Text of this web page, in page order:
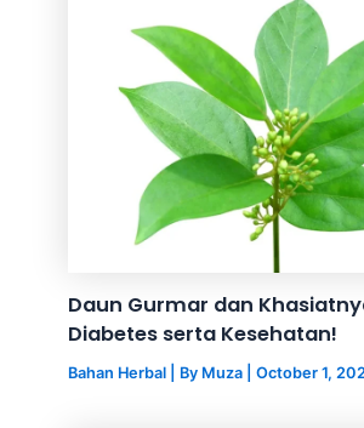
Daun Gurmar dan
Diabetes serta Kesehatan!
Bahan Herbal | By Muza |October 1,